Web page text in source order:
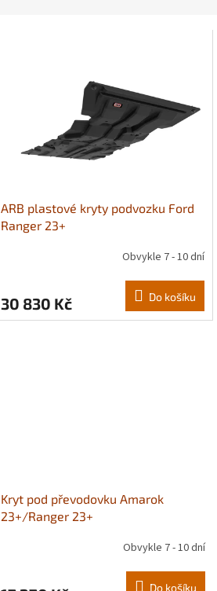
ARB plastové kryty podvozku Ford
Ranger 23+
Obvykle 7 - 10 dní
30 830 Kč Do košíku
Kryt pod převodovku Amarok
23+/Ranger 23+
Obvykle 7 - 10 dní
Do košíku